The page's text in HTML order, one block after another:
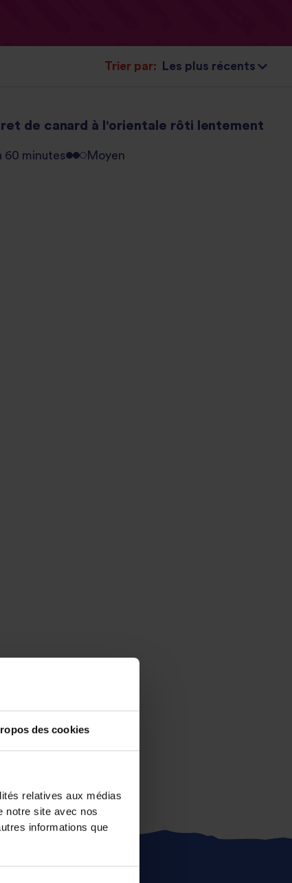
des cookies
relatives aux médias
notre site avec nos
informations que
Trier par:
de canard à l'orientale rôti lentement
60 minutes Moyen